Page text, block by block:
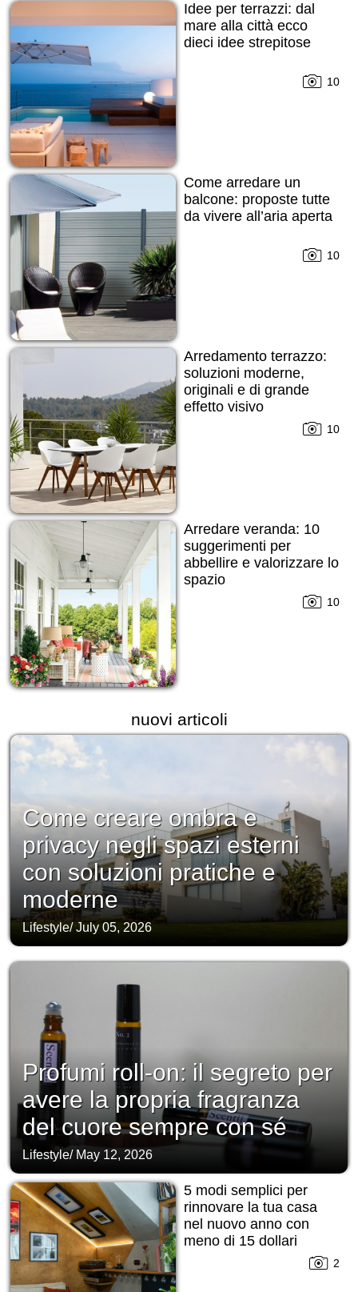
Idee per terrazzi: dal
mare alla città ecco
dieci idee strepitose
10
Come arredare un
balcone: proposte tutte
da vivere all’aria aperta
10
Arredamento terrazzo:
soluzioni moderne,
originali e di grande
effetto visivo
10
Arredare veranda: 10
suggerimenti per
abbellire e valorizzare lo
spazio
10
nuovi articoli
Come creare ombra e
privacy negli spazi esterni
con soluzioni pratiche e
moderne
Lifestyle/July 05, 2026
Profumi roll-on: il segreto per
avere la propria fragranza
del cuore sempre con sé
Lifestyle/ May 12, 2026
5 modi semplici per
rinnovare la tua casa
nel nuovo anno con
meno di 15 dollari
2